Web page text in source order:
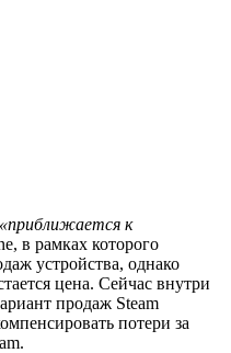
«приближается к
в рамках которого
устройства, однако
цена. Сейчас внутри
продаж Steam
потери за